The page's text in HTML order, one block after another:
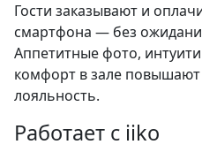
Гости заказывают и
смартфона — без
Аппетитные фото,
комфорт в зале повышают
лояльность.
Работает с iiko